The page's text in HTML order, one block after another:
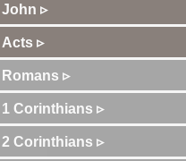
John ▹
Acts ▹
Romans ▹
1 Corinthians ▹
2 Corinthians ▹